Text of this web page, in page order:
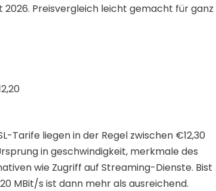
Preisvergleich leicht gemacht für ganz
Tarife liegen in der Regel zwischen €12,30
in geschwindigkeit, merkmale des
wie Zugriff auf Streaming-Dienste. Bist
MBit/s ist dann mehr als ausreichend.